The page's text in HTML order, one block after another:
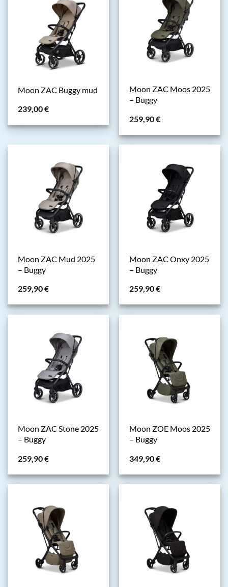
Moon ZAC Buggy mud
239,00€
Moon ZAC Moos 2025
– Buggy
259,90€
Moon ZAC Mud 2025
– Buggy
259,90€
Moon ZAC Onxy 2025
– Buggy
259,90€
Moon ZAC Stone 2025
– Buggy
259,90€
Moon ZOE Moos 2025
– Buggy
349,90€